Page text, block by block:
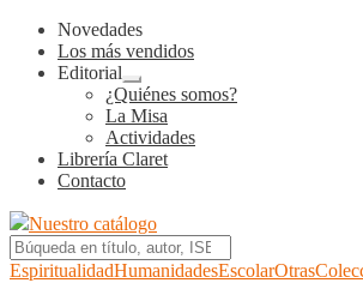
Novedades
Los más vendidos
Editorial
Expandir
el
menú
hijo
¿Quiénes somos?
La Misa
Actividades
Librería Claret
Contacto
Nuestro catálogo
EspiritualidadHumanidadesEscolarOtras